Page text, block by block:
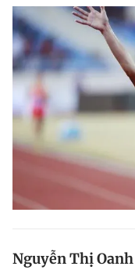
Nguyễn Thị